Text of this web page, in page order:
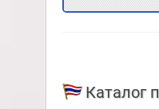
Каталог